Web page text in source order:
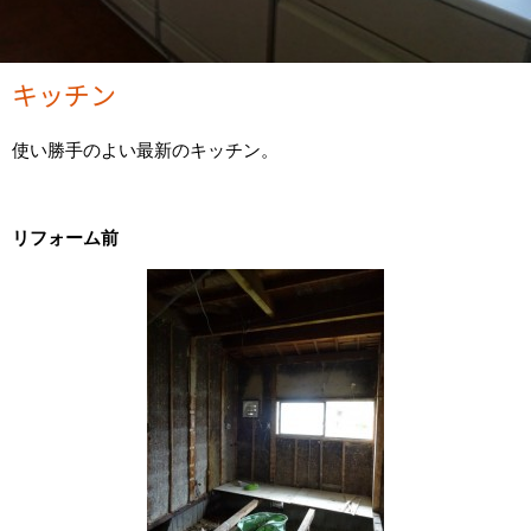
キッチン
使い勝手のよい最新のキッチン。
リフォーム前